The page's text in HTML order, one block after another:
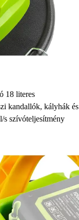
18 literes
kandallók, kályhák és
s szívóteljesítmény